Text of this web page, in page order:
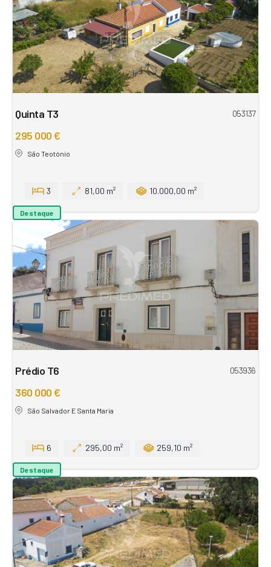
Quinta T3 053137
295 000 €
São Teotónio
3 81,00 m² 10.000,00 m²
Destaque
Prédio T6 053936
360 000 €
São Salvador E Santa Maria
6 295,00 m² 259,10 m²
Destaque